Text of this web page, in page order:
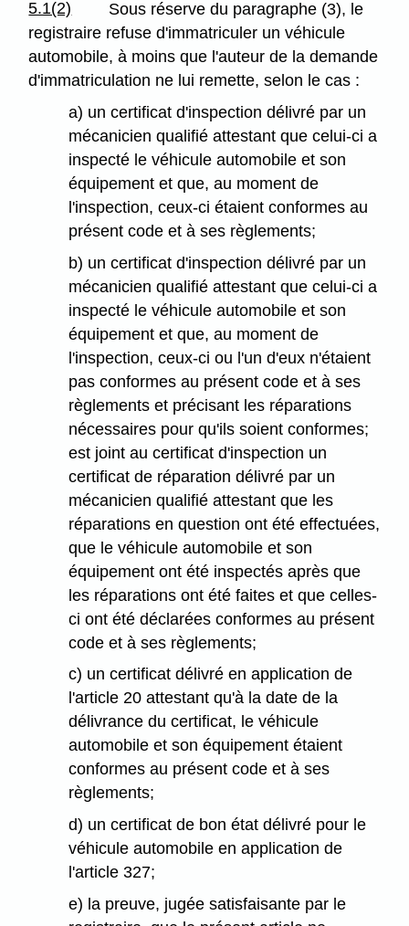
5.1(2)
Sous réserve du paragraphe (3), le
registraire refuse d'immatriculer un véhicule
automobile, à moins que l'auteur de la demande
d'immatriculation ne lui remette, selon le cas :
a) un certificat d'inspection délivré par un
mécanicien qualifié attestant que celui-ci a
inspecté le véhicule automobile et son
équipement et que, au moment de
l'inspection, ceux-ci étaient conformes au
présent code et à ses règlements;
b) un certificat d'inspection délivré par un
mécanicien qualifié attestant que celui-ci a
inspecté le véhicule automobile et son
équipement et que, au moment de
l'inspection, ceux-ci ou l'un d'eux n'étaient
pas conformes au présent code et à ses
règlements et précisant les réparations
nécessaires pour qu'ils soient conformes;
est joint au certificat d'inspection un
certificat de réparation délivré par un
mécanicien qualifié attestant que les
réparations en question ont été effectuées,
que le véhicule automobile et son
équipement ont été inspectés après que
les réparations ont été faites et que celles-
ci ont été déclarées conformes au présent
code et à ses règlements;
c) un certificat délivré en application de
l'article 20 attestant qu'à la date de la
délivrance du certificat, le véhicule
automobile et son équipement étaient
conformes au présent code et à ses
règlements;
d) un certificat de bon état délivré pour le
véhicule automobile en application de
l'article 327;
e) la preuve, jugée satisfaisante par le